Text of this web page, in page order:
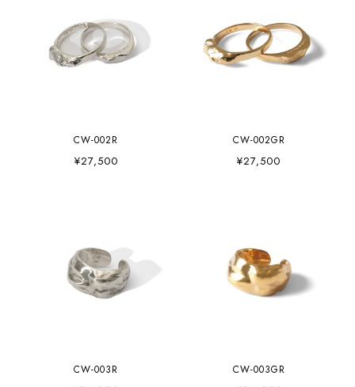
CW-002R
¥27,500
CW-002GR
¥27,500
CW-003R CW-003GR